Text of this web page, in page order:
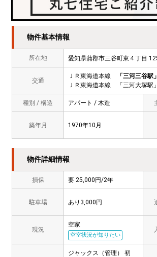
物件基本情報
所在地 愛知県蒲郡市三谷町東４丁目
交通
ＪＲ東海道本線 「三河三谷駅」
ＪＲ東海道本線 「三河大塚
種別 / 構造 アパート / 木造
築年月 1970年10月
物件詳細情報
損保 要 25,000円/2年
駐車場 あり3,000円
現況
空家
空室状況が知りたい
ジャックス（管理） 初